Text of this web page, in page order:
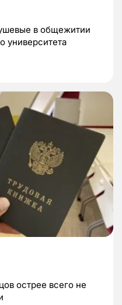
в общежитии
университета
острее всего не